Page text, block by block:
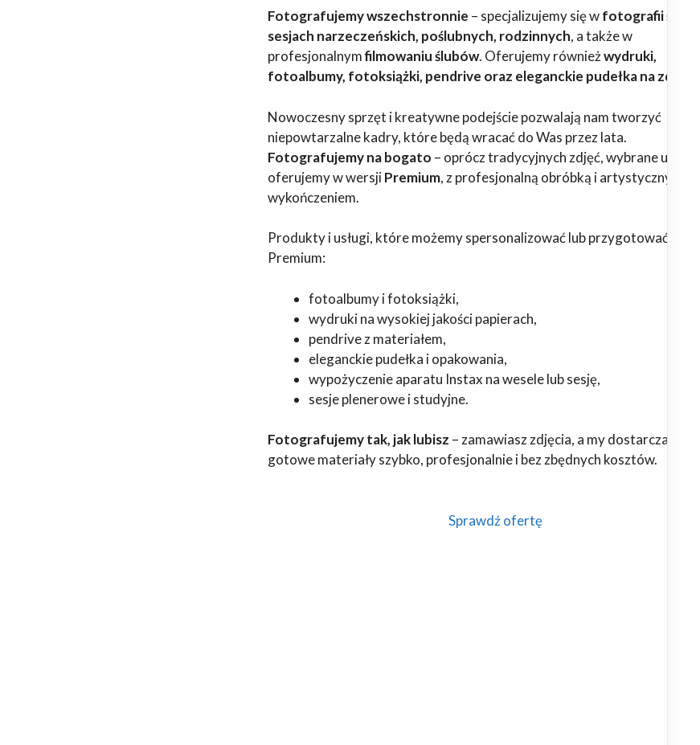
Fotografujemy wszechstronnie – specjalizujemy się wfotografii
sesjach narzeczeńskich, poślubnych, rodzinnych, a także w
profesjonalnymfilmowaniu ślubów. Oferujemy równieżwydruki,
fotoalbumy, fotoksiążki, pendrive oraz eleganckie pudełka na
Nowoczesny sprzęt i kreatywne podejście pozwalają nam tworzyć
niepowtarzalne kadry, które będą wracać do Was przez lata.
Fotografujemy na bogato – oprócz tradycyjnych zdjęć, wybrane usługi
oferujemy w wersjiPremium, z profesjonalną obróbką i artystycznym
wykończeniem.
Produkty i usługi, które możemy spersonalizować lub przygotować w
Premium:
fotoalbumy i fotoksiążki,
wydruki na wysokiej jakości papierach,
pendrive z materiałem,
eleganckie pudełka i opakowania,
wypożyczenie aparatu Instax na wesele lub sesję,
sesje plenerowe i studyjne.
Fotografujemy tak, jak lubisz – zamawiasz zdjęcia, a my dostarczamy
gotowe materiały szybko, profesjonalnie i bez zbędnych kosztów.
Sprawdź ofertę